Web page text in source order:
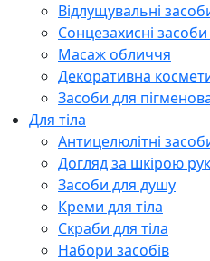
Відлущувальні
Сонцезахисні
Масаж обличчя
Декоративна
Засоби для
Для тіла
Антицелюлітні
Догляд за шкірою рук
Засоби для душу
Креми для тіла
Скраби для тіла
Набори засобів